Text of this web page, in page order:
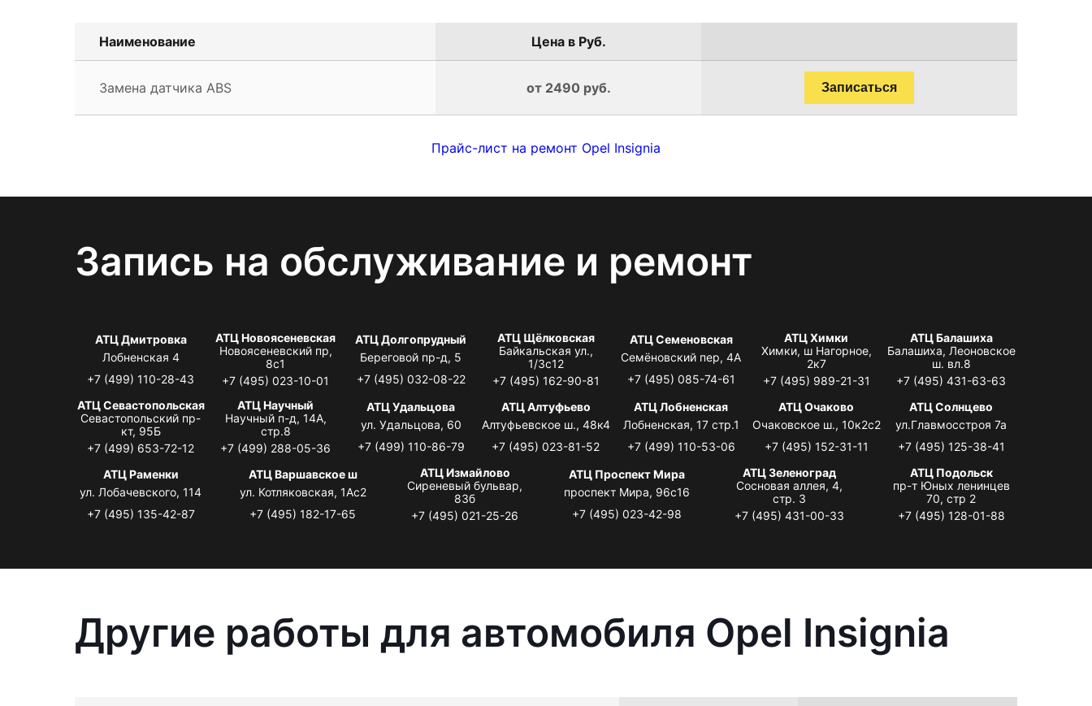
Наименование Цена в Руб.
Замена датчика ABS от 2490 руб. Записаться
Прайс-лист на ремонт Opel Insignia
Запись на обслуживание и ремонт
АТЦ Дмитровка
Лобненская 4
+7 (499) 110-28-43
АТЦ Новоясеневская
Новоясеневский пр,
8с1
+7 (495) 023-10-01
АТЦ Долгопрудный
Береговой пр-д, 5
+7 (495) 032-08-22
АТЦ Щёлковская
Байкальская ул.,
1/3с12
+7 (495) 162-90-81
АТЦ Семеновская
Семёновский пер, 4А
+7 (495) 085-74-61
АТЦ Химки
Химки, ш Нагорное,
2к7
+7 (495) 989-21-31
АТЦ Балашиха
Балашиха, Леоновское
ш. вл.8
+7 (495) 431-63-63
АТЦ Севастопольская
Севастопольский пр-
кт, 95Б
+7 (499) 653-72-12
АТЦ Научный
Научный п-д, 14А,
стр.8
+7 (499) 288-05-36
АТЦ Удальцова
ул. Удальцова, 60
+7 (499) 110-86-79
АТЦ Алтуфьево
Алтуфьевское ш., 48к4
+7 (495) 023-81-52
АТЦ Лобненская
Лобненская, 17 стр.1
+7 (499) 110-53-06
АТЦ Очаково
Очаковское ш., 10к2с2
+7 (495) 152-31-11
АТЦ Солнцево
ул.Главмосстроя 7а
+7 (495) 125-38-41
АТЦ Раменки
ул. Лобачевского, 114
+7 (495) 135-42-87
АТЦ Варшавское ш
ул. Котляковская, 1Ас2
+7 (495) 182-17-65
АТЦ Измайлово
Сиреневый бульвар,
83б
+7 (495) 021-25-26
АТЦ Проспект Мира
проспект Мира, 96с16
+7 (495) 023-42-98
АТЦ Зеленоград
Сосновая аллея, 4,
стр. 3
+7 (495) 431-00-33
АТЦ Подольск
пр-т Юных ленинцев
70, стр 2
+7 (495) 128-01-88
Другие работы для автомобиля Opel Insignia